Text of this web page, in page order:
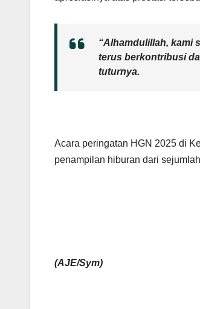
“Alhamdulillah, kami
terus berkontribusi
tuturnya.
Acara peringatan HGN 2025 di
penampilan hiburan dari
(AJE/Sym)